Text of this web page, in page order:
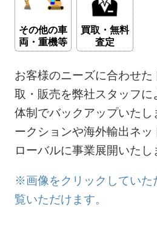
その他の車
両・重機等
買取・無料
査定
お客様のニーズに合わせ
取・販売を弊社スタッフに
体制でバックアップいたし
ークションや海外輸出ネ
ローバルに事業展開いたし
※画像をクリックしていた
覧いただけます。